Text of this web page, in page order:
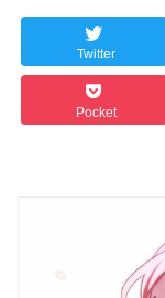
Twitter
Pocket